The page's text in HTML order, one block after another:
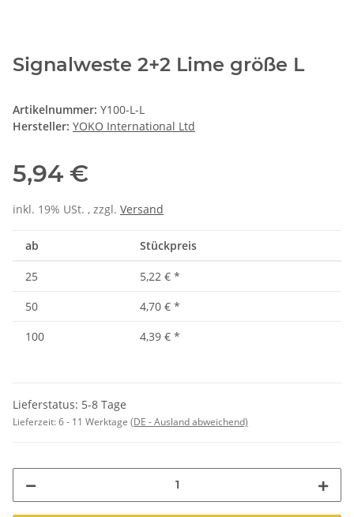
Signalweste 2+2 Lime größe L
Artikelnummer: Y100-L-L
Hersteller: YOKO International Ltd
5,94 €
inkl. 19% USt. , zzgl. Versand
ab Stückpreis
25 5,22 € *
50
4,70 € *
100
4,39 € *
Lieferstatus: 5-8 Tage
Lieferzeit:6 - 11 Werktage (DE - Ausland abweichend)